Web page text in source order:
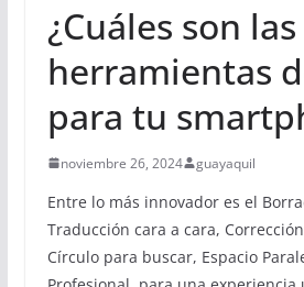
¿Cuáles son
herramientas
para tu
noviembre 26, 2024 guayaquil
Entre lo más innovador es el
Traducción cara a cara,
Círculo para buscar, Espacio